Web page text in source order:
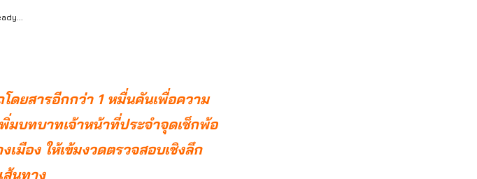
โดยสารอีกกว่า 1 หมื่นคันเพื่อความ
มบทบาทเจ้าหน้าที่ประจำจุดเช็กพ้อ
มือง ให้เข้มงวดตรวจสอบเชิงลึก
ส้นทาง